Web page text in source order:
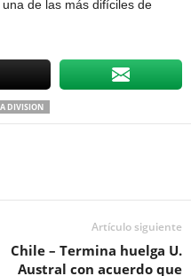
de las más difíciles de
DIVISION
Artículo siguiente
Chile – Termina huelga U.
Austral con acuerdo que